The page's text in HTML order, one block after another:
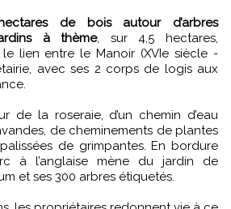
de bois autour d’arbres
à thème, sur 4,5 hectares,
lien entre le Manoir (XVIe siècle -
avec ses 2 corps de logis aux
de la roseraie, d’un chemin d’eau
de cheminements de plantes
de grimpantes. En bordure
à l’anglaise mène du jardin de
et ses 300 arbres étiquetés.